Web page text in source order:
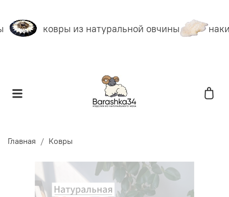
ковры из натуральной овчины
Главная Ковры